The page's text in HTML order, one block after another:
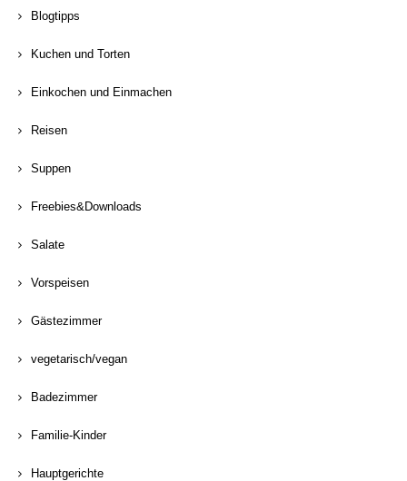
Blogtipps
Kuchen und Torten
Einkochen und Einmachen
Reisen
Suppen
Freebies&Downloads
Salate
Vorspeisen
Gästezimmer
vegetarisch/vegan
Badezimmer
Familie-Kinder
Hauptgerichte